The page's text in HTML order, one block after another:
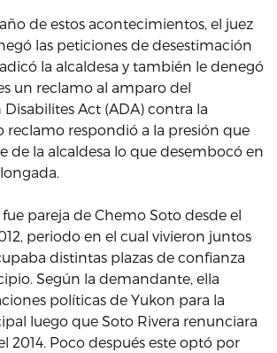
de estos acontecimientos, el juez
las peticiones de desestimación
la alcaldesa y también le denegó
un reclamo al amparo del
Act (ADA) contra la
reclamo respondió a la presión que
de la alcaldesa lo que desembocó en
pareja de Chemo Soto desde el
periodo en el cual vivieron juntos
distintas plazas de confianza
Según la demandante, ella
políticas de Yukon para la
luego que Soto Rivera renunciara
2014. Poco después este optó por